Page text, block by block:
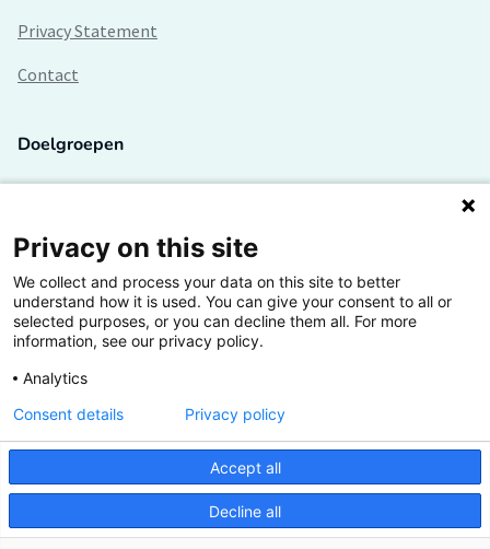
Privacy Statement
Contact
Doelgroepen
Lectoren en onderzoekers
Bedrijven
Hogescholen
De grootste kennisbank van het HBO
Inspiratie op jouw vakgebied
Vrij toegankelijk
Privacy on this site
We collect and process your data on this site to better
understand how it is used. You can give your consent to all or
selected purposes, or you can decline them all. For more
information, see our privacy policy.
Analytics
Accept all
Decline all
Consent details Privacy policy